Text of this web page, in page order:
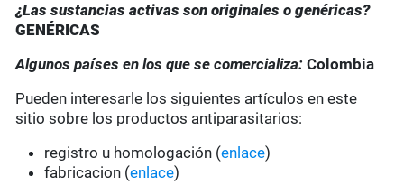
¿Las sustancias activas son originales o genéricas?
GENÉRICAS
Algunos países en los que se comercializa:Colombia
Pueden interesarle los siguientes artículos en este
sitio sobre los productos antiparasitarios:
registro u homologación (enlace)
fabricacion (enlace)